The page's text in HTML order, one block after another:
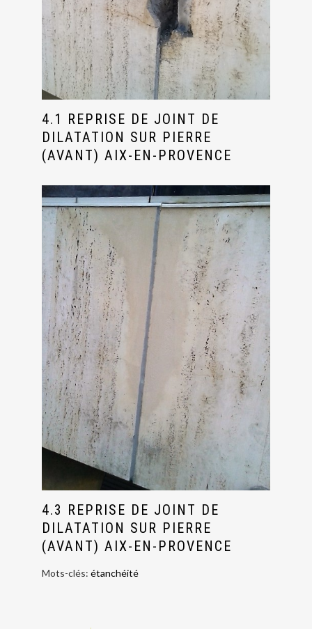
4.1 REPRISE DE JOINT DE
DILATATION SUR PIERRE
(AVANT) AIX-EN-PROVENCE
4.3 REPRISE DE JOINT DE
DILATATION SUR PIERRE
(AVANT) AIX-EN-PROVENCE
Mots-clés: étanchéité